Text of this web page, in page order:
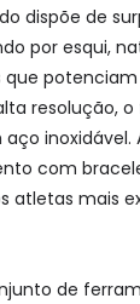
dispõe de
por esqui,
resolução,
inoxidável.
com
atletas mais
de